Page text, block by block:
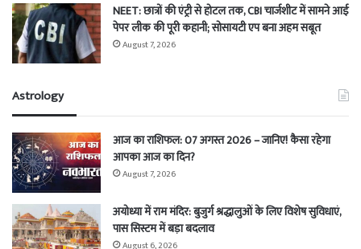
NEET: छात्रों की एंट्री से होटल तक, CBI चार्जशीट में सामने आई
पेपर लीक की पूरी कहानी; सोसायटी एप बना अहम सबूत
August 7, 2026
Astrology
आज का राशिफल: 07 अगस्त 2026 – जानिए! कैसा रहेगा
आपका आज का दिन?
August 7, 2026
अयोध्या में राम मंदिर: बुजुर्ग श्रद्धालुओं के लिए विशेष सुविधाएं,
पास सिस्टम में बड़ा बदलाव
August 6, 2026